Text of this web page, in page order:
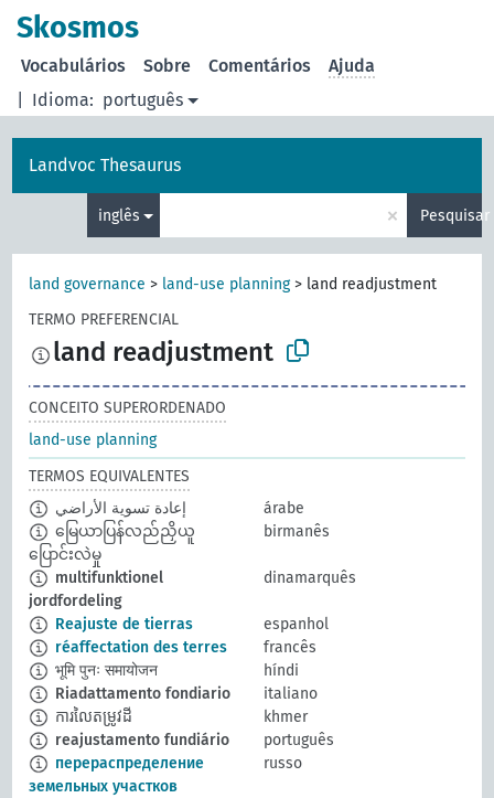
principal
Skosmos
Idioma: português
Vocabulários Sobre Comentários Ajuda
Landvoc Thesaurus
inglês × Pesquisar
land governance > land-use planning> land readjustment
TERMO PREFERENCIAL
land readjustment
CONCEITO SUPERORDENADO
land-use planning
TERMOS EQUIVALENTES
إعادة تسوية الأراضي
árabe
မြေယာပြန်လည်ညှိယူ
ပြောင်းလဲမှု
birmanês
multifunktionel
jordfordeling
dinamarquês
Reajuste de tierras
espanhol
réaffectation des terres
francês
भूमि पुनः समायोजन
híndi
Riadattamento fondiario
italiano
ការលៃតម្រូវដី
khmer
reajustamento fundiário
português
перераспределение
земельных участков
russo